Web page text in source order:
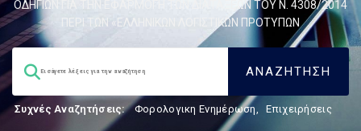
ΟΔΗΓΙΩΝ ΓΙΑ ΤΗΝ ΕΦΑΡΜΟΓΗ ΤΩΝ ΔΙΑΤΑΞΕΩΝ ΤΟΥ Ν. 4308/2014
ΠΕΡΙ ΤΩΝ «ΕΛΛΗΝΙΚΩΝ ΛΟΓΙΣΤΙΚΩΝ ΠΡΟΤΥΠΩΝ
Συχνές Αναζητήσεις: Φορολογικη Ενημέρωση, Επιχειρήσεις